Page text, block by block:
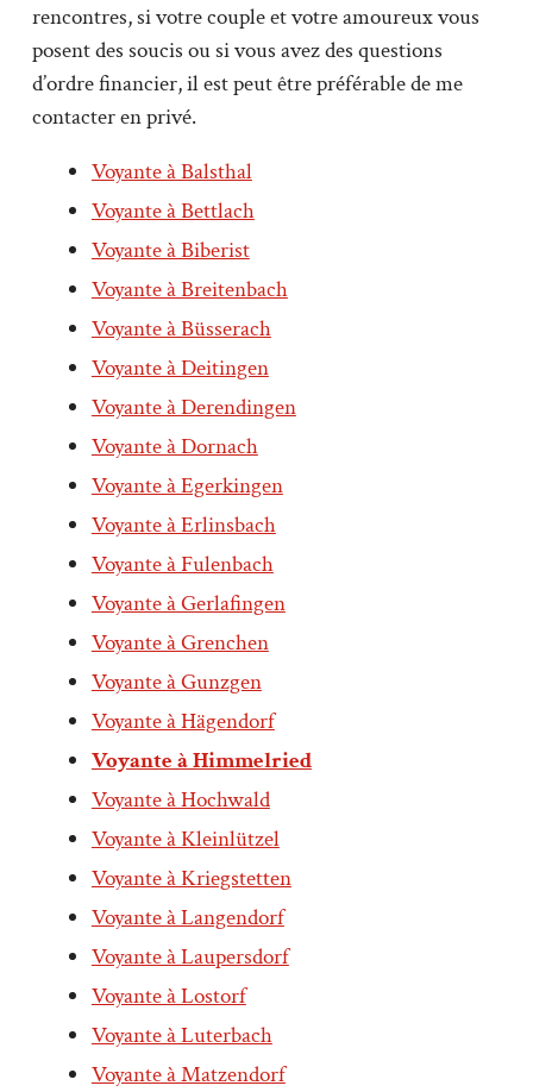
rencontres, si votre couple et votre amoureux vous
posent des soucis ou si vous avez des questions
d’ordre financier, il est peut être préférable de me
contacter en privé.
Voyante à Balsthal
Voyante à Bettlach
Voyante à Biberist
Voyante à Breitenbach
Voyante à Büsserach
Voyante à Deitingen
Voyante à Derendingen
Voyante à Dornach
Voyante à Egerkingen
Voyante à Erlinsbach
Voyante à Fulenbach
Voyante à Gerlafingen
Voyante à Grenchen
Voyante à Gunzgen
Voyante à Hägendorf
Voyante à Himmelried
Voyante à Hochwald
Voyante à Kleinlützel
Voyante à Kriegstetten
Voyante à Langendorf
Voyante à Laupersdorf
Voyante à Lostorf
Voyante à Luterbach
Voyante à Matzendorf